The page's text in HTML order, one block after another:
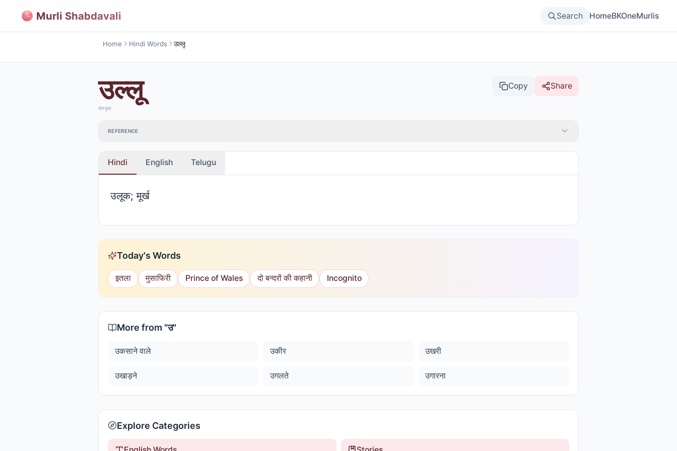
Murli Shabdavali Search HomeBKOneMurlis
Home Hindi Words उल्लू
उल्लू Copy Share
संस्कृत
REFERENCE
Hindi English Telugu
उलूक; मूर्ख
Today's Words
इतला मुसाफिरी Prince of Wales दो बन्दरों की कहानी Incognito
More from "उ"
उकसाने वाले उकीर उखरी
उखाड़ने उगलते उगारना
Explore Categories